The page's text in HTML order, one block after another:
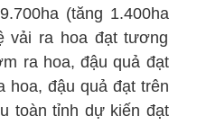
(tăng 1.400ha
vải ra hoa đạt tương
ra hoa, đậu quả đạt
hoa, đậu quả đạt trên
toàn tỉnh dự kiến đạt